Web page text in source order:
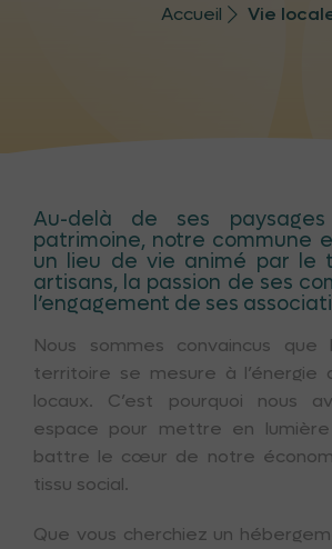
Accueil Vie
Au-delà de ses
patrimoine, notre commune
un lieu de vie animé par le
artisans, la passion de ses
l’engagement de ses
Nous sommes convaincus que
territoire se mesure à l’énergie
locaux. C’est pourquoi nous
espace pour mettre en
battre le cœur de notre
tissu social.
Que vous cherchiez un